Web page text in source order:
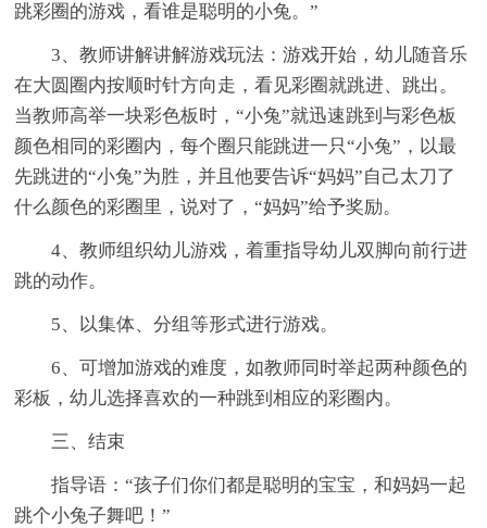
跳彩圈的游戏，看谁是聪明的小兔。”
3、教师讲解讲解游戏玩法：游戏开始，幼儿随音乐
在大圆圈内按顺时针方向走，看见彩圈就跳进、跳出。
当教师高举一块彩色板时，“小兔”就迅速跳到与彩色板
颜色相同的彩圈内，每个圈只能跳进一只“小兔”，以最
先跳进的“小兔”为胜，并且他要告诉“妈妈”自己太刀了
什么颜色的彩圈里，说对了，“妈妈”给予奖励。
4、教师组织幼儿游戏，着重指导幼儿双脚向前行进
跳的动作。
5、以集体、分组等形式进行游戏。
6、可增加游戏的难度，如教师同时举起两种颜色的
彩板，幼儿选择喜欢的一种跳到相应的彩圈内。
三、结束
指导语：“孩子们你们都是聪明的宝宝，和妈妈一起
跳个小兔子舞吧！”